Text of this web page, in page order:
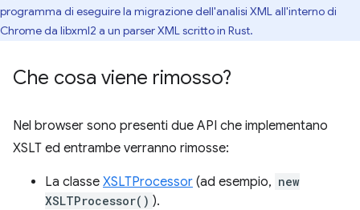
programma di eseguire la migrazione dell'analisi XML all'interno di
Chrome da libxml2 a un parser XML scritto in Rust.
Che cosa viene rimosso?
Nel browser sono presenti due API che implementano
XSLT ed entrambe verranno rimosse:
La classe XSLTProcessor (ad esempio, new
XSLTProcessor() ).